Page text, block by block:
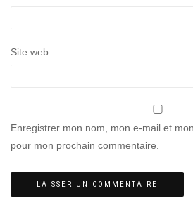
Site web
Enregistrer mon nom, mon e-mail et
pour mon prochain commentaire.